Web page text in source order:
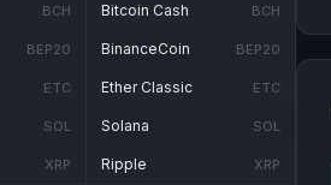
BCH
BEP20
ETC
SOL
XRP
Bitcoin Cash BCH
BinanceCoin BEP20
Ether Classic ETC
Solana SOL
Ripple XRP